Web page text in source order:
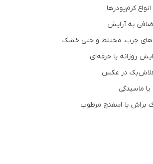
کرم‌پودرها
به آرایش
چرب، مختلط و حتی خشک
روزانه یا حرفه‌ای
فلاش‌بک در عکس
ماسیدگی
براش یا اسفنج مرطوب